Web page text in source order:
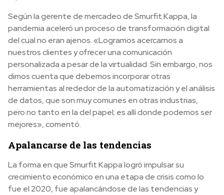
Según la gerente de mercadeo de Smurfit Kappa, la
pandemia aceleró un proceso de transformación digital
del cual no eran ajenos. «Logramos acercarnos a
nuestros clientes y ofrecer una comunicación
personalizada a pesar de la virtualidad. Sin embargo, nos
dimos cuenta que debemos incorporar otras
herramientas al rededor de la automatización y el análisis
de datos, que son muy comunes en otras industrias,
pero no tanto en la del papel; es allí donde podemos ser
mejores», comentó.
Apalancarse de las tendencias
La forma en que Smurfit Kappa logró impulsar su
crecimiento económico en una etapa de crisis como lo
fue el 2020, fue apalancándose de las tendencias y